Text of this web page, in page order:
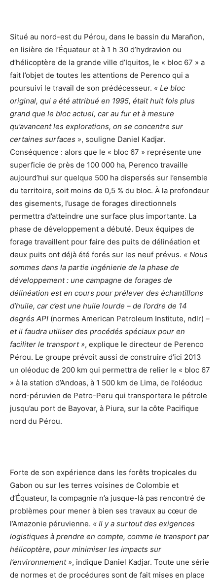
Situé au nord-est du Pérou, dans le bassin du Marañon,
en lisière de l’Équateur et à 1 h 30 d’hydravion ou
d’hélicoptère de la grande ville d’Iquitos, le « bloc 67 » a
fait l’objet de toutes les attentions de Perenco qui a
poursuivi le travail de son prédécesseur. « Le bloc
original, qui a été attribué en 1995, était huit fois plus
grand que le bloc actuel, car au fur et à mesure
qu’avancent les explorations, on se concentre sur
certaines surfaces », souligne Daniel Kadjar.
Conséquence : alors que le « bloc 67 » représente une
superficie de près de 100 000 ha, Perenco travaille
aujourd’hui sur quelque 500 ha dispersés sur l’ensemble
du territoire, soit moins de 0,5 % du bloc. À la profondeur
des gisements, l’usage de forages directionnels
permettra d’atteindre une surface plus importante. La
phase de développement a débuté. Deux équipes de
forage travaillent pour faire des puits de délinéation et
deux puits ont déjà été forés sur les neuf prévus. « Nous
sommes dans la partie ingénierie de la phase de
développement : une campagne de forages de
délinéation est en cours pour prélever des échantillons
d’huile, car c’est une huile lourde – de l’ordre de 14
degrés API (normes American Petroleum Institute, ndlr) –
et il faudra utiliser des procédés spéciaux pour en
faciliter le transport », explique le directeur de Perenco
Pérou. Le groupe prévoit aussi de construire d’ici 2013
un oléoduc de 200 km qui permettra de relier le « bloc 67
» à la station d’Andoas, à 1 500 km de Lima, de l’oléoduc
nord-péruvien de Petro-Peru qui transportera le pétrole
jusqu’au port de Bayovar, à Piura, sur la côte Pacifique
nord du Pérou.
Forte de son expérience dans les forêts tropicales du
Gabon ou sur les terres voisines de Colombie et
d’Équateur, la compagnie n’a jusque-là pas rencontré de
problèmes pour mener à bien ses travaux au cœur de
l’Amazonie péruvienne. « Il y a surtout des exigences
logistiques à prendre en compte, comme le transport par
hélicoptère, pour minimiser les impacts sur
l’environnement », indique Daniel Kadjar. Toute une série
de normes et de procédures sont de fait mises en place